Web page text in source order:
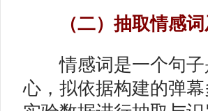
（二）抽取情感词
情感词是一个句子
心，拟依据构建的弹